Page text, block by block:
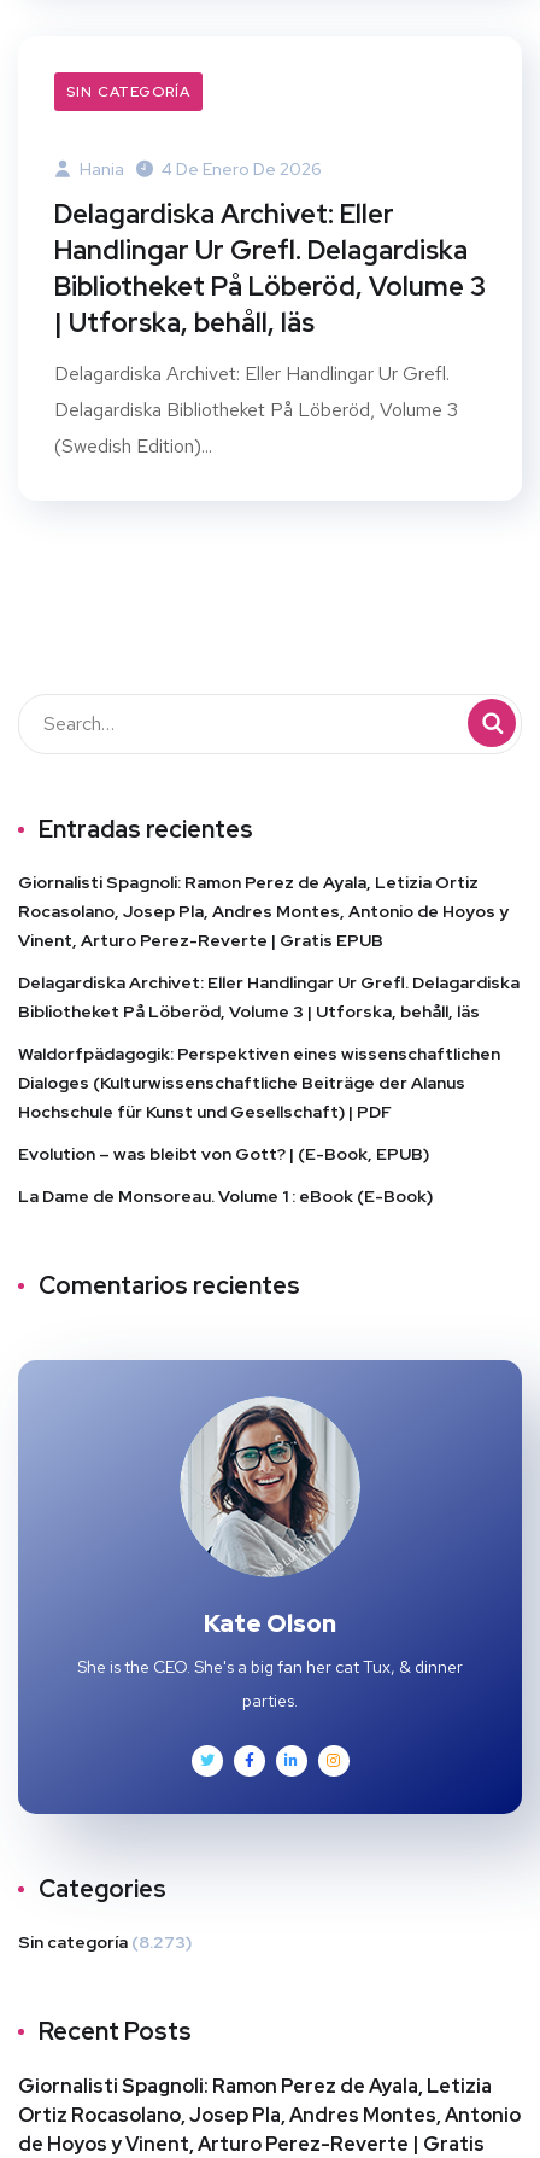
SIN CATEGORÍA
Hania 4 De Enero De 2026
Delagardiska Archivet: Eller
Handlingar Ur Grefl. Delagardiska
Bibliotheket På Löberöd, Volume 3
| Utforska, behåll, läs
Delagardiska Archivet: Eller Handlingar Ur Grefl.
Delagardiska Bibliotheket På Löberöd, Volume 3
(Swedish Edition)...
Entradas recientes
Giornalisti Spagnoli: Ramon Perez de Ayala, Letizia Ortiz
Rocasolano, Josep Pla, Andres Montes, Antonio de Hoyos y
Vinent, Arturo Perez-Reverte | Gratis EPUB
Delagardiska Archivet: Eller Handlingar Ur Grefl. Delagardiska
Bibliotheket På Löberöd, Volume 3 | Utforska, behåll, läs
Waldorfpädagogik: Perspektiven eines wissenschaftlichen
Dialoges (Kulturwissenschaftliche Beiträge der Alanus
Hochschule für Kunst und Gesellschaft) | PDF
Evolution – was bleibt von Gott? | (E-Book, EPUB)
La Dame de Monsoreau. Volume 1 : eBook (E-Book)
Comentarios recientes
Kate Olson
She is the CEO. She's a big fan her cat Tux, & dinner
parties.
Categories
Sin categoría (8.273)
Recent Posts
Giornalisti Spagnoli: Ramon Perez de Ayala, Letizia
Ortiz Rocasolano, Josep Pla, Andres Montes, Antonio
de Hoyos y Vinent, Arturo Perez-Reverte | Gratis